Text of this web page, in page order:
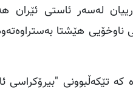
لەسەر ئاستی ئێران
ناوخۆیی هێشتا
تێکەڵبوونی "بیرۆکراسی